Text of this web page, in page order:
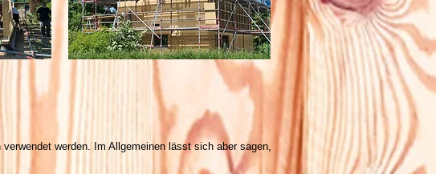
werden. Im Allgemeinen lässt sich aber sagen,